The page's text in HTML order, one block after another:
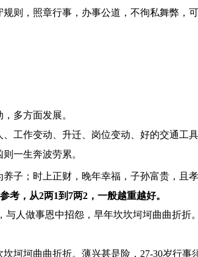
则，照章行事，办事公道，不徇私舞弊，
多方面发展。
工作变动、升迁、岗位变动、好的交通工
一生奔波劳累。
子；时上正财，晚年幸福，子孙富贵，且孝
考，从2两1到7两2，一般越重越好。
人做事恩中招怨，早年坎坎坷坷曲曲折折
坷坷曲曲折折。薄兴甚是险，27-30岁行事